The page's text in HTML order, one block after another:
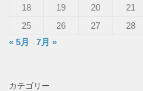
18 19 20 21
25
26 27 28
« 5月
7月 »
カテゴリー